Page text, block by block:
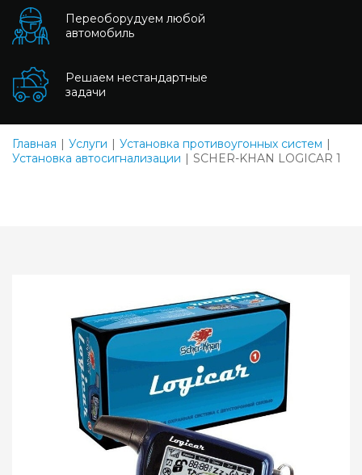
Переоборудуем любой
автомобиль
Решаем нестандартные
задачи
Главная Услуги
Установка противоугонных систем
Установка автосигнализации
SCHER-KHAN LOGICAR 1